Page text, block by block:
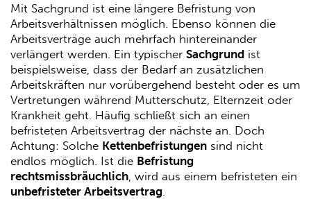
Mit Sachgrund ist eine längere Befristung von
Arbeitsverhältnissen möglich. Ebenso können die
Arbeitsverträge auch mehrfach hintereinander
verlängert werden. Ein typischer Sachgrund ist
beispielsweise, dass der Bedarf an zusätzlichen
Arbeitskräften nur vorübergehend besteht oder es um
Vertretungen während Mutterschutz, Elternzeit oder
Krankheit geht. Häufig schließt sich an einen
befristeten Arbeitsvertrag der nächste an. Doch
Achtung: Solche Kettenbefristungen sind nicht
endlos möglich. Ist die Befristung
rechtsmissbräuchlich , wird aus einem befristeten ein
unbefristeter Arbeitsvertrag